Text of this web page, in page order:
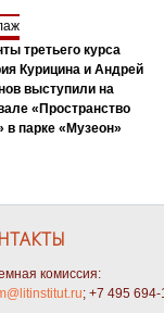
третьего курса
Курицина и Андрей
выступили на
«Пространство
в парке «Музеон»
комиссия:
; +7 495 694-